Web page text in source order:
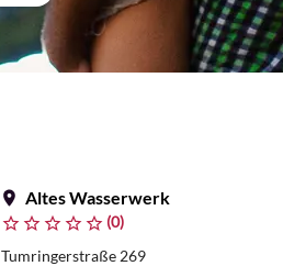
Altes Wasserwerk
(0)
Tumringerstraße 269